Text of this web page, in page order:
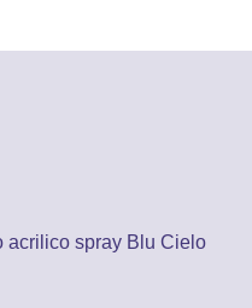
acrilico spray Blu Cielo